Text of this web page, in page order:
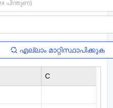
എല്ലാം മാറ്റിസ്ഥാപിക്കുക
C